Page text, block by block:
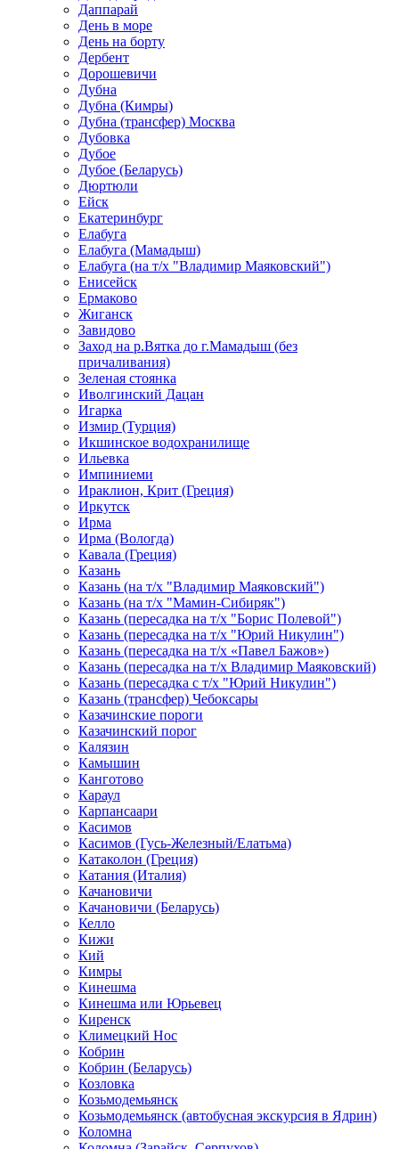
Даппарай
День в море
День на борту
Дербент
Дорошевичи
Дубна
Дубна (Кимры)
Дубна (трансфер) Москва
Дубовка
Дубое
Дубое (Беларусь)
Дюртюли
Ейск
Екатеринбург
Елабуга
Елабуга (Мамадыш)
Елабуга (на т/х "Владимир Маяковский")
Енисейск
Ермаково
Жиганск
Завидово
Заход на р.Вятка до г.Мамадыш (без
причаливания)
Зеленая стоянка
Иволгинский Дацан
Игарка
Измир (Турция)
Икшинское водохранилище
Ильевка
Импиниеми
Ираклион, Крит (Греция)
Иркутск
Ирма
Ирма (Вологда)
Кавала (Греция)
Казань
Казань (на т/х "Владимир Маяковский")
Казань (на т/х "Мамин-Сибиряк")
Казань (пересадка на т/х "Борис Полевой")
Казань (пересадка на т/х "Юрий Никулин")
Казань (пересадка на т/х «Павел Бажов»)
Казань (пересадка на т/х Владимир Маяковский)
Казань (пересадка с т/х "Юрий Никулин")
Казань (трансфер) Чебоксары
Казачинские пороги
Казачинский порог
Калязин
Камышин
Канготово
Караул
Карпансаари
Касимов
Касимов (Гусь-Железный/Елатьма)
Катаколон (Греция)
Катания (Италия)
Качановичи
Качановичи (Беларусь)
Келло
Кижи
Кий
Кимры
Кинешма
Кинешма или Юрьевец
Киренск
Климецкий Нос
Кобрин
Кобрин (Беларусь)
Козловка
Козьмодемьянск
Козьмодемьянск (автобусная экскурсия в Ядрин)
Коломна